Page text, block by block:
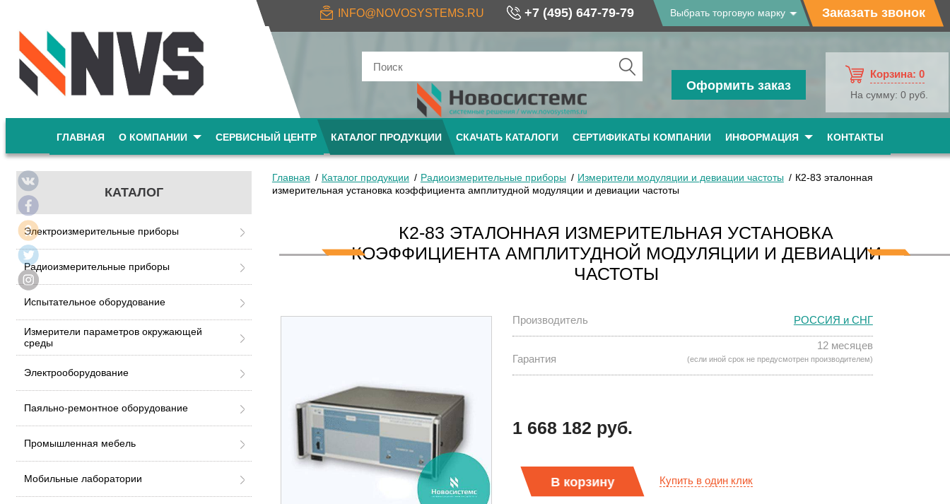
INFO@NOVOSYSTEMS.RU +7 (495) 647-79-79 Выбрать торговую марку Заказать звонок
Оформить заказ
Корзина: 0
На сумму: 0 руб.
ГЛАВНАЯ О КОМПАНИИ СЕРВИСНЫЙ ЦЕНТР КАТАЛОГ ПРОДУКЦИИ СКАЧАТЬ КАТАЛОГИ СЕРТИФИКАТЫ КОМПАНИИ ИНФОРМАЦИЯ КОНТАКТЫ
КАТАЛОГ
Электроизмерительные приборы
Радиоизмерительные приборы
Испытательное оборудование
Измерители параметров окружающей
среды
Электрооборудование
Паяльно-ремонтное оборудование
Промышленная мебель
Мобильные лаборатории
Главная Каталог продукции Радиоизмерительные приборы Измерители модуляции и девиации частоты
К2-83 эталонная
измерительная установка коэффициента амплитудной модуляции и девиации частоты
К2-83 ЭТАЛОННАЯ ИЗМЕРИТЕЛЬНАЯ УСТАНОВКА
КОЭФФИЦИЕНТА АМПЛИТУДНОЙ МОДУЛЯЦИИ И ДЕВИАЦИИ
ЧАСТОТЫ
Производитель РОССИЯ и СНГ
Гарантия
12 месяцев
(если иной срок не предусмотрен производителем)
1 668 182 руб.
В корзину Купить в один клик